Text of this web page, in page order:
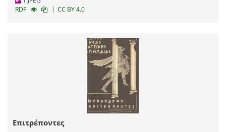
RDF
| CC BY 4.0
Επιτρέποντες